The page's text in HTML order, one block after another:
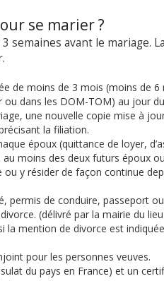
se marier ?
semaines avant le mariage.
de moins de 3 mois (moins de
dans les DOM-TOM) au jour
une nouvelle copie mise à
la filiation.
époux (quittance de loyer,
moins des deux futurs époux
y résider de façon continue
permis de conduire, passeport
(délivré par la mairie du
mention de divorce est
pour les personnes veuves.
du pays en France) et un